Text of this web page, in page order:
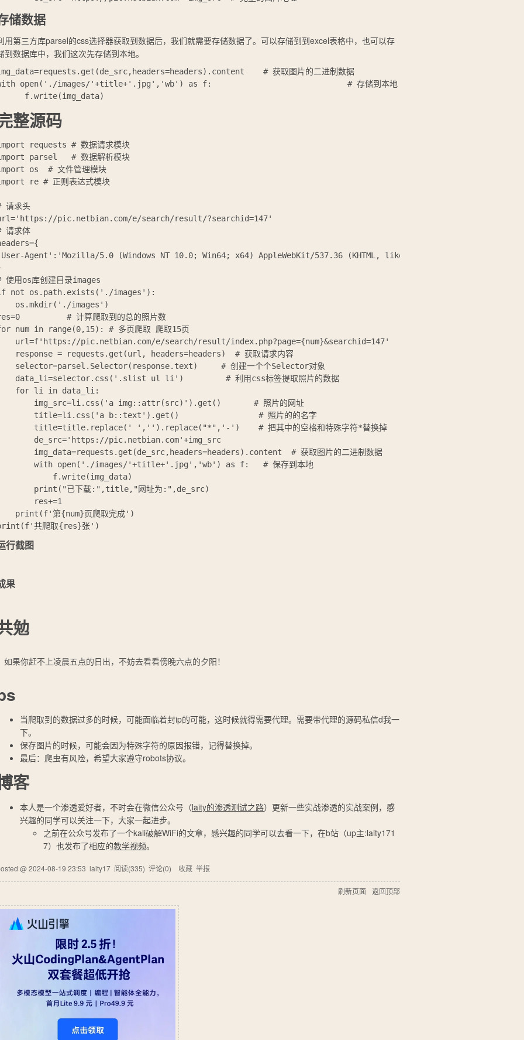
储数据
用第三方库parsel的css选择器获取到数据后，我们就需要存储数据了。可以存储到到excel表格中，也可以存
到数据库中，我们这次先存储到本地。
# 获取图片的二进制数据
open('./images/'+title+'.jpg','wb') as f:                             # 存储到本地
整源码
requests # 数据请求模块
parsel   # 数据解析模块
os  # 文件管理模块
re # 正则表达式模块
请求头
pic.netbian.com/e/search/result/?searchid=147'
请求体
Agent':'Mozilla/5.0 (Windows NT 10.0; Win64; x64) AppleWebKit/537.36 (KHTML, like Gecko) Chrome/
使用os库创建目录images
not os.path.exists('./images'):
os.mkdir('./images')
# 计算爬取到的总的照片数
num in range(0,15): # 多页爬取 爬取15页
url=f'https://pic.netbian.com/e/search/result/index.php?page={num}&searchid=147'
response = requests.get(url, headers=headers)  # 获取请求内容
selector=parsel.Selector(response.text)     # 创建一个个Selector对象
data_li=selector.css('.slist ul li')         # 利用css标签提取照片的数据
for li in data_li:
img_src=li.css('a img::attr(src)').get()       # 照片的网址
title=li.css('a b::text').get()                 # 照片的的名字
title=title.replace(' ','').replace("*",'-')    # 把其中的空格和特殊字符*替换掉
de_src='https://pic.netbian.com'+img_src
img_data=requests.get(de_src,headers=headers).content  # 获取图片的二进制数据
with open('./images/'+title+'.jpg','wb') as f:   # 保存到本地
f.write(img_data)
print("已下载:",title,"网址为:",de_src)
res+=1
print(f'第{num}页爬取完成')
行截图
果
勉
如果你赶不上凌晨五点的日出，不妨去看看傍晚六点的夕阳！
当爬取到的数据过多的时候，可能面临着封ip的可能，这时候就得需要代理。需要带代理的源码私信d我一
下。
保存图片的时候，可能会因为特殊字符的原因报错，记得替换掉。
最后：爬虫有风险，希望大家遵守robots协议。
客
本人是一个渗透爱好者，不时会在微信公众号（laity的渗透测试之路）更新一些实战渗透的实战案例，感
兴趣的同学可以关注一下，大家一起进步。
之前在公众号发布了一个kali破解WiFi的文章，感兴趣的同学可以去看一下，在b站（up主:laity171
7）也发布了相应的教学视频。
@2024-08-19 23:53 laity17 阅读(335) 评论(0) 收藏 举报
刷新页面 返回顶部